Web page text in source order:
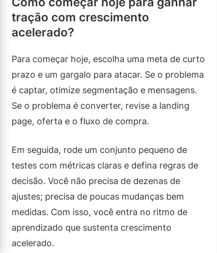
tração com crescimento
acelerado?
Para começar hoje, escolha uma meta de curto
prazo e um gargalo para atacar. Se o problema
é captar, otimize segmentação e mensagens.
Se o problema é converter, revise a landing
page, oferta e o fluxo de compra.
Em seguida, rode um conjunto pequeno de
testes com métricas claras e defina regras de
decisão. Você não precisa de dezenas de
ajustes; precisa de poucas mudanças bem
medidas. Com isso, você entra no ritmo de
aprendizado que sustenta crescimento
acelerado.